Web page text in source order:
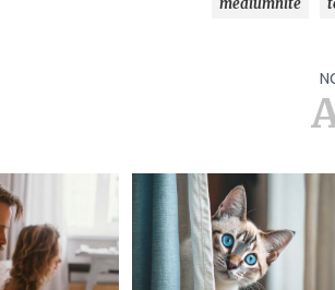
médiumnité
à
mes
favoris